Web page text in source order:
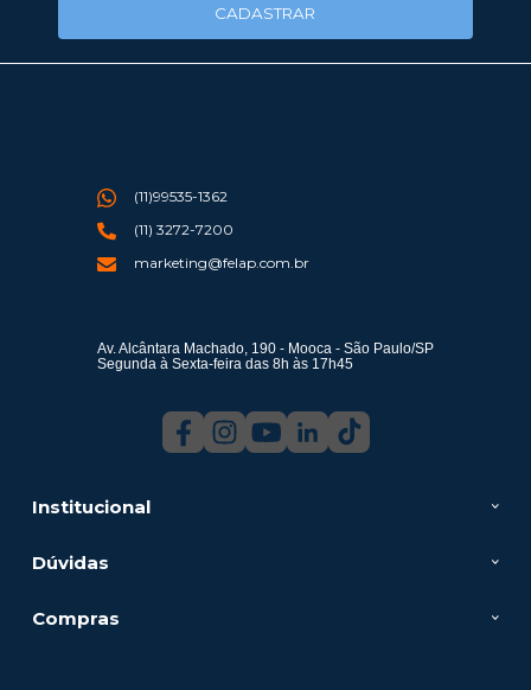
CADASTRAR
Institucional
Dúvidas
Compras
(11)99535-1362
(11) 3272-7200
marketing@felap.com.br
Av. Alcântara Machado, 190 - Mooca - São Paulo/SP
Segunda à Sexta-feira das 8h às 17h45